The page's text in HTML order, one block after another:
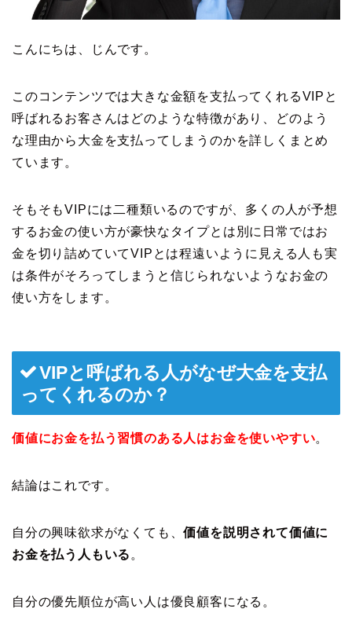
こんにちは、じんです。
このコンテンツでは大きな金額を支払ってくれるVIPと
呼ばれるお客さんはどのような特徴があり、どのよう
な理由から大金を支払ってしまうのかを詳しくまとめ
ています。
そもそもVIPには二種類いるのですが、多くの人が予想
するお金の使い方が豪快なタイプとは別に日常ではお
金を切り詰めていてVIPとは程遠いように見える人も実
は条件がそろってしまうと信じられないようなお金の
使い方をします。
VIPと呼ばれる人がなぜ大金を支払
ってくれるのか？
価値にお金を払う習慣のある人はお金を使いやすい。
結論はこれです。
自分の興味欲求がなくても、価値を説明されて価値に
お金を払う人もいる 。
自分の優先順位が高い人は優良顧客になる。